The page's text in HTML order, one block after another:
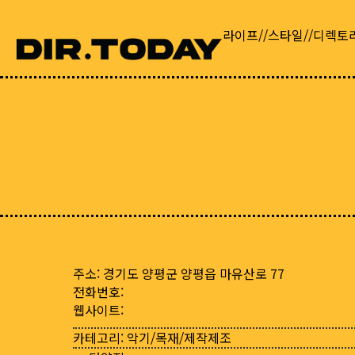
라이프//스타일//디렉토
주소: 경기도 양평군 양평읍 마유산로 77
전화번호:
웹사이트:
카테고리: 악기/목재/제작제조